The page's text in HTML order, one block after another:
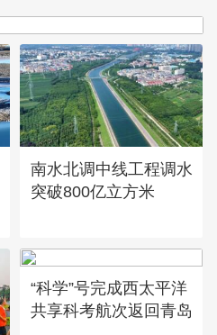
南水北调中线工程调水
突破800亿立方米
“科学”号完成西太平洋
共享科考航次返回青岛